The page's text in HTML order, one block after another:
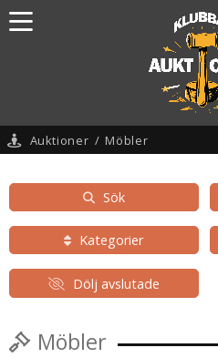
Auktioner / Möbler
Sök
Kategorier
Dölj avslutade
Möbler